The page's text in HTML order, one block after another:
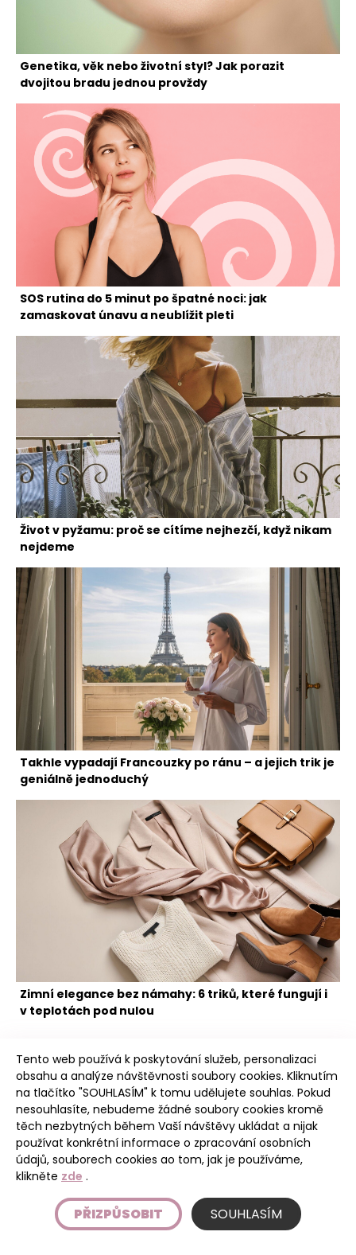
Genetika, věk nebo životní styl? Jak porazit
dvojitou bradu jednou provždy
SOS rutina do 5 minut po špatné noci: jak
zamaskovat únavu a neublížit pleti
Život v pyžamu: proč se cítíme nejhezčí, když nikam
nejdeme
Takhle vypadají Francouzky po ránu – a jejich trik je
geniálně jednoduchý
Zimní elegance bez námahy: 6 triků, které fungují i
v teplotách pod nulou
Poudree
Úvod
Etický kodex
Tento web používá k poskytování služeb, personalizaci
obsahu a analýze návštěvnosti soubory cookies. Kliknutím
na tlačítko "SOUHLASÍM" k tomu udělujete souhlas. Pokud
nesouhlasíte, nebudeme žádné soubory cookies kromě
těch nezbytných během Vaší návštěvy ukládat a nijak
používat konkrétní informace o zpracování osobních
údajů, souborech cookies ao tom, jak je používáme,
klikněte zde .
PŘIZPŮSOBIT SOUHLASÍM